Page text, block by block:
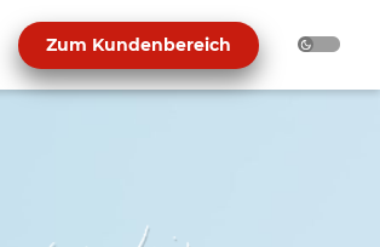
Zum Kundenbereich